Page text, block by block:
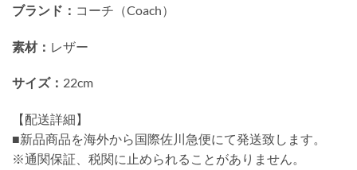
ブランド： コーチ（Coach）
素材： レザー
サイズ： 22cm
【配送詳細】
■新品商品を海外から国際佐川急便にて発送致します。
※通関保証、税関に止められることがありません。